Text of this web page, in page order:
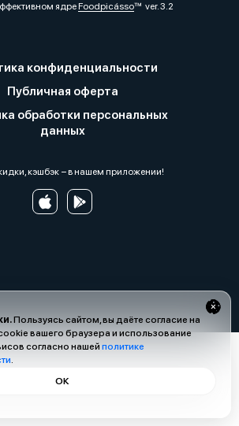
Пользуясь сайтом, вы даёте согласие на
вашего браузера и использование
согласно нашей политике
.
ОК
ядреFoodpicássover. 3.2
конфиденциальности
Публичная оферта
обработки персональных
данных
кэшбэк − в нашем приложении!